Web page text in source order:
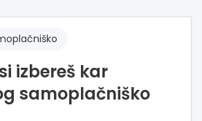
izbereš kar
samoplačniško